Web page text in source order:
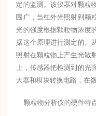
定的监测。该仪器对颗粒
围广，当红外光照射到颗
光的强度根据颗粒物浓度
据这个原理进行测定的。
照射在颗粒物上产生光散
上，传感器把检测到的光
大器和模块转换电路，在
颗粒物分析仪的硬件特